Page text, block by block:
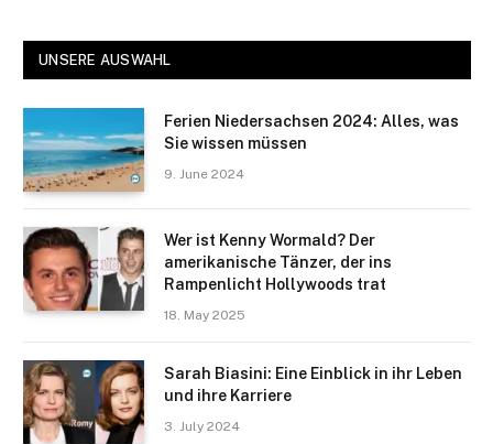
UNSERE AUSWAHL
Ferien Niedersachsen 2024: Alles, was
Sie wissen müssen
9. June 2024
Wer ist Kenny Wormald? Der
amerikanische Tänzer, der ins
Rampenlicht Hollywoods trat
18. May 2025
Sarah Biasini: Eine Einblick in ihr Leben
und ihre Karriere
3. July 2024